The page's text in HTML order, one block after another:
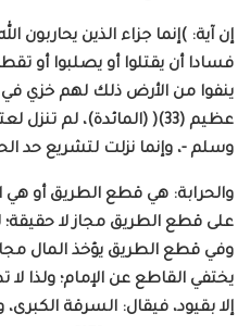
إن آية: )إنما جزاء الذين
فسادا أن يقتلوا أو يصلبوا أو
ينفوا من الأرض ذلك لهم خزي في
عظيم (33)( (المائدة)، لم
وسلم -، وإنما نزلت لتشريع حد
والحرابة: هي قطع الطريق أو هي
على قطع الطريق مجاز لا حقيقة؛
وفي قطع الطريق يؤخذ المال
يختفي القاطع عن الإمام؛ ولذا
إلا بقيود، فيقال: السرقة